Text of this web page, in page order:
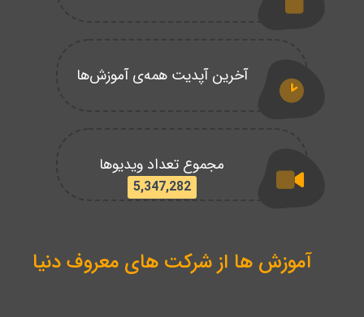
آخرین آپدیت همه‌ی آموزش‌ها
مجموع تعداد ویدیوها
5,347,282
آموزش ها از شرکت های معروف دنیا